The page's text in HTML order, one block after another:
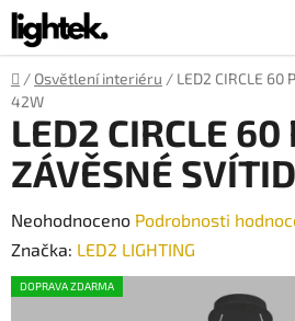
Přejít
na
obsah
Domů
/ Osvětlení interiéru / LED2 CIRCLE 60
42W
LED2 CIRCLE 60
ZÁVĚSNÉ
Průměrné
hodnocení
produktu
Neohodnoceno Podrobnosti
Značka: LED2 LIGHTING
DOPRAVA ZDARMA